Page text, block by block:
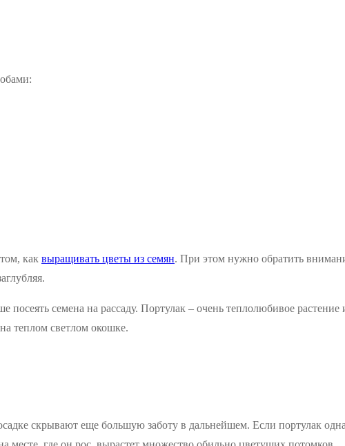
как выращивать цветы из семян. При этом нужно обратить
семена на рассаду. Портулак – очень теплолюбивое
теплом светлом окошке.
скрывают еще большую заботу в дальнейшем. Если портулак